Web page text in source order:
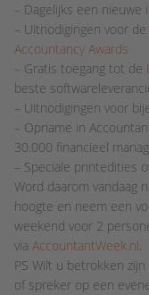
– Dagelijks een
– Uitnodigingen voor de
Accountancy Awards
– Gratis toegang tot de
beste
– Uitnodigingen voor
– Opname in
30.000 financieel
– Speciale printedities
Word daarom vandaag
hoogte en neem een
weekend voor 2
via AccountantWeek.nl.
PS Wilt u betrokken
of spreker op een